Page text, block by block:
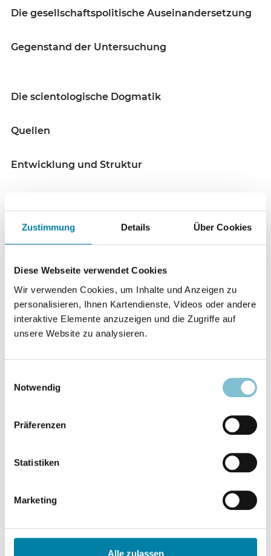
Zustimmung Details Über Cookies
Diese Webseite verwendet Cookies
Wir verwenden Cookies, um Inhalte und Anzeigen zu
personalisieren, Ihnen Kartendienste, Videos oder andere
interaktive Elemente anzuzeigen und die Zugriffe auf
unsere Website zu analysieren.
Notwendig
Präferenzen
Statistiken
Marketing
Alle zulassen
Die gesellschaftspolitische Auseinandersetzung
Gegenstand der Untersuchung
Die scientologische Dogmatik
Quellen
Entwicklung und Struktur
Die Dianetik
Die Lehre
Scientology
Verwaltungssystem
Aktivitäten und Betätigungsstruktur
Übersicht
Die Church